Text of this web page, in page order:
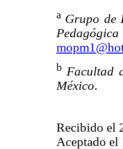
a Grupo de
b Facultad
México.
Recibido el
Aceptado el